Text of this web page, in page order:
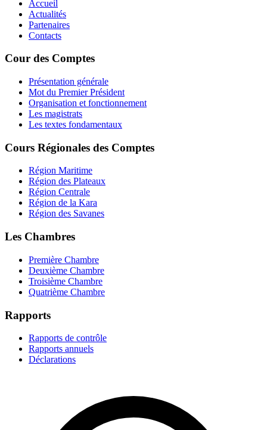
Accueil
Actualités
Partenaires
Contacts
Cour des Comptes
Présentation générale
Mot du Premier Président
Organisation et fonctionnement
Les magistrats
Les textes fondamentaux
Cours Régionales des Comptes
Région Maritime
Région des Plateaux
Région Centrale
Région de la Kara
Région des Savanes
Les Chambres
Première Chambre
Deuxième Chambre
Troisième Chambre
Quatrième Chambre
Rapports
Rapports de contrôle
Rapports annuels
Déclarations